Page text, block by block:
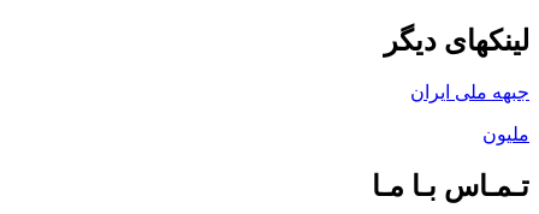
لینکهای دیگر
جبهه ملی ایران
ملیون
تـمـاس بـا مـا